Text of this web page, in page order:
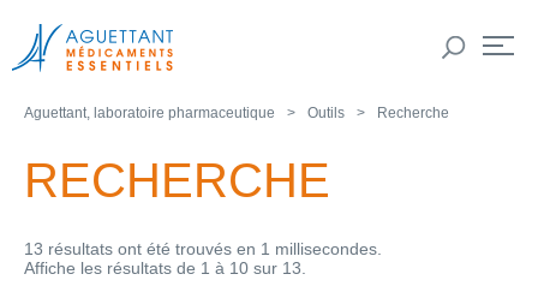
Aguettant, laboratoire pharmaceutique Outils Recherche
RECHERCHE
13 résultats ont été trouvés en 1 millisecondes.
Affiche les résultats de 1 à 10 sur 13.